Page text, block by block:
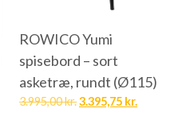
ROWICO Yumi
spisebord – sort
asketræ, rundt (Ø115)
3.995,00kr.3.395,75 kr.